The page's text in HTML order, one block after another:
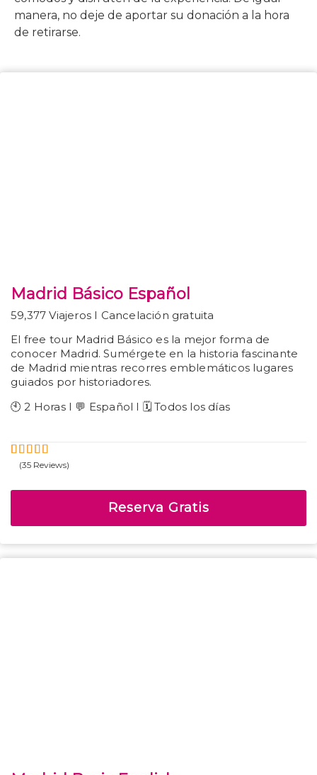
manera, no deje de aportar su donación a la hora
de retirarse.
Madrid Básico Español
59,377 Viajeros I Cancelación gratuita
El free tour Madrid Básico es la mejor forma de
conocer Madrid. Sumérgete en la historia fascinante
de Madrid mientras recorres emblemáticos lugares
guiados por historiadores.
🕙 2 Horas I 💬 Español I 🗓️ Todos los días
4.69Fuera
(35 Reviews)
Reserva Gratis